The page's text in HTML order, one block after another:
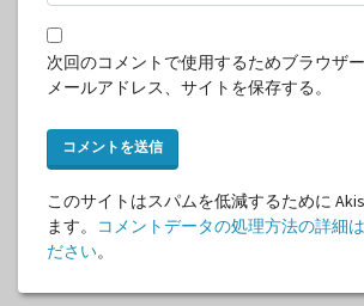
次回のコメントで使用するためブラウザー
メールアドレス、サイトを保存する。
このサイトはスパムを低減するために
ます。
コメントデータの処理方法の詳細
ださい。